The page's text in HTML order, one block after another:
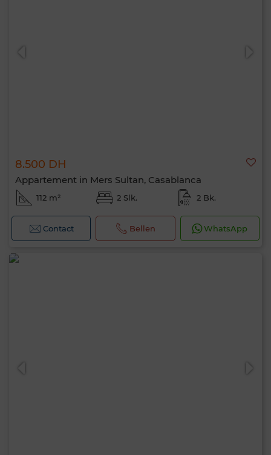
8.500 DH
Appartement in Mers Sultan, Casablanca
112 m² 2 Slk. 2 Bk.
Contact Bellen WhatsApp